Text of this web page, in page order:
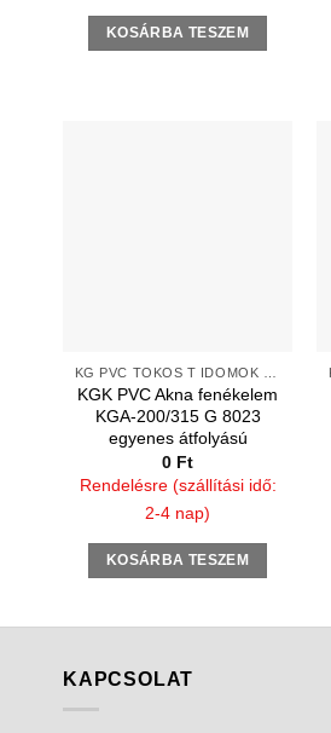
KOSÁRBA TESZEM
KGK PVC Akna fenékelem
KGA-200/315 G 8023
egyenes átfolyású
0 Ft
Rendelésre (szállítási idő:
2-4 nap)
KOSÁRBA TESZEM
KAPCSOLAT